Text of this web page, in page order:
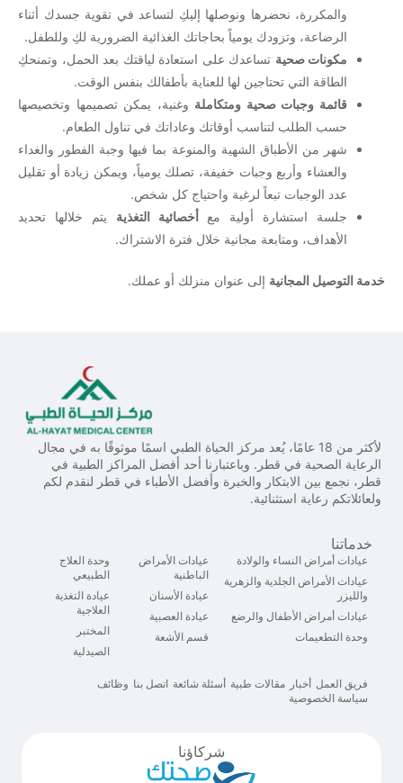
والمكررة، نحضرها ونوصلها إليكِ لتساعد في تقوية جسدك أثناء
الرضاعة، وتزودك يومياً بحاجاتك الغذائية الضرورية لكِ وللطفل.
مكونات صحية تساعدك على استعادة لياقتك بعد الحمل، وتمنحكِ
الطاقة التي تحتاجين لها للعناية بأطفالك بنفس الوقت.
قائمة وجبات صحية ومتكاملة وغنية، يمكن تصميمها وتخصيصها
حسب الطلب لتناسب أوقاتك وعاداتك في تناول الطعام.
شهر من الأطباق الشهية والمنوعة بما فيها وجبة الفطور والغداء
والعشاء وأربع وجبات خفيفة، تصلك يومياً، ويمكن زيادة أو تقليل
عدد الوجبات تبعاً لرغبة واحتياج كل شخص.
جلسة استشارة أولية مع أخصائية التغذية يتم خلالها تحديد
الأهداف، ومتابعة مجانية خلال فترة الاشتراك.
خدمة التوصيل المجانية إلى عنوان منزلك أو عملك.
لأكثر من 18 عامًا، يُعد مركز الحياة الطبي اسمًا موثوقًا به في مجال
الرعاية الصحية في قطر. وباعتبارنا أحد أفضل المراكز الطبية في
قطر، نجمع بين الابتكار والخبرة وأفضل الأطباء في قطر لنقدم لكم
ولعائلاتكم رعاية استثنائية.
خدماتنا
عيادات أمراض النساء والولادة
عيادات الأمراض الجلدية والزهرية
والليزر
عيادات أمراض الأطفال والرضع
وحدة التطعيمات
عيادات الأمراض
الباطنية
عيادة الأسنان
عيادة العصبية
قسم الأشعة
وحدة العلاج
الطبيعي
عيادة التغذية
العلاجية
المختبر
الصيدلية
فريق العمل أخبار مقالات طبية أسئلة شائعة اتصل بنا وظائف
سياسة الخصوصية
شركاؤنا